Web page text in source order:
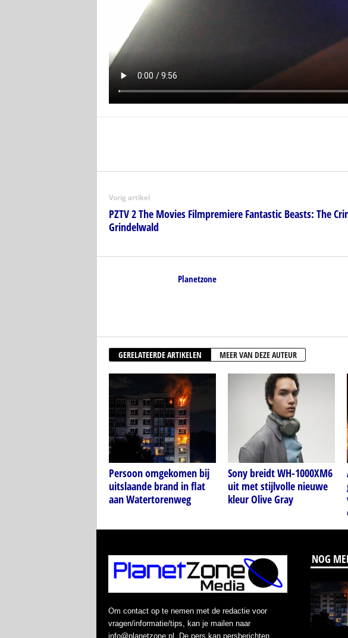
Vorig artikel
PZTV 2 The Movies Filmpremiere Fantastic Beasts: The
Grindelwald
Planetzone
GERELATEERDE ARTIKELEN MEER VAN DEZE AUTEUR
Persoon omgekomen bij
uitslaande brand in flat
aan Watertorenweg
Sony breidt WH-1000XM6
uit met stijlvolle nieuwe
kleur Olive Gray
Om contact op te nemen met de redactie voor
vragen/informatie/tips, kan je mailen naar
info@planetzone.nl. De pers kan persberichten
NOG